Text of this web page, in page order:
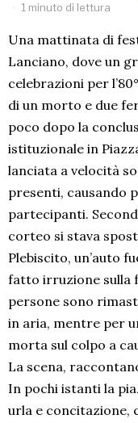
1 minuto di lettura
Una mattinata di
Lanciano, dove un
celebrazioni per
di un morto e due
poco dopo la
istituzionale in
lanciata a velocità
presenti, causando
partecipanti.
corteo si stava
Plebiscito, un’auto
fatto irruzione sulla
persone sono
in aria, mentre per
morta sul colpo a
La scena,
In pochi istanti la
urla e concitazione,